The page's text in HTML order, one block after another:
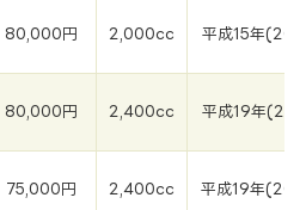
80,000円 2,000cc 平成15年
80,000円 2,400cc 平成19年
75,000円 2,400cc 平成19年